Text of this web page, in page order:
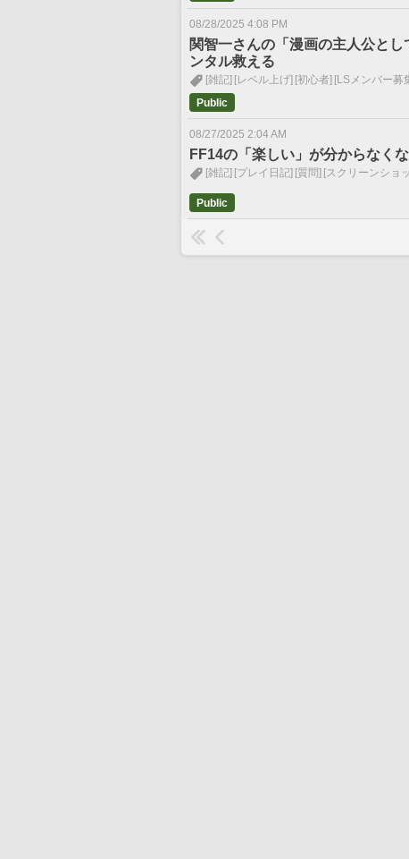
08/28/2025 4:08 PM
関智一さんの「漫画の主人公と
ンタル救える
[雑記] [レベル上げ] [初心者] [LSメンバー募
Public
08/27/2025 2:04 AM
FF14の「楽しい」が分からなく
[雑記] [プレイ日記] [質問] [スクリーンショ
Public